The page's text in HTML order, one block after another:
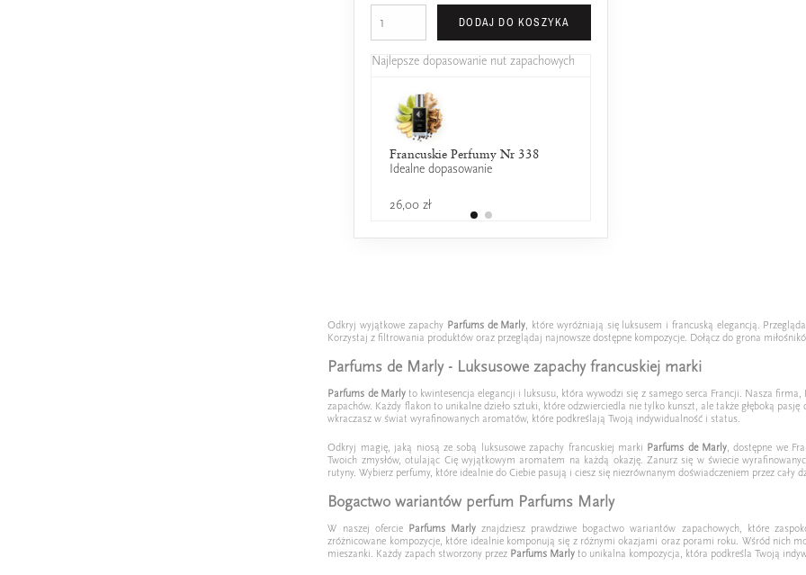
DODAJ DO KOSZYKA
Najlepsze dopasowanie nut zapachowych
Francuskie Perfumy Nr 338
Idealne dopasowanie
26,00 zł
Odkryj wyjątkowe zapachy Parfums de Marly, które wyróżniają się luksusem i francuską elegancją.
Korzystaj z filtrowania produktów oraz przeglądaj najnowsze dostępne kompozycje. Dołącz do grona
Parfums de Marly - Luksusowe zapachy francuskiej marki
Parfums de Marlyto kwintesencja elegancji i luksusu, która wywodzi się z samego serca Francji. Nasza
zapachów. Każdy flakon to unikalne dzieło sztuki, które odzwierciedla nie tylko kunszt, ale także głęboką
wkraczasz w świat wyrafinowanych aromatów, które podkreślają Twoją indywidualność i status.
Odkryj magię, jaką niosą ze sobą luksusowe zapachy francuskiej marki Parfums de Marly, dostępne we
Twoich zmysłów, otulając Cię wyjątkowym aromatem na każdą okazję. Zanurz się w świecie
rutyny. Wybierz perfumy, które idealnie do Ciebie pasują i ciesz się niezrównanym doświadczeniem przez cały
Bogactwo wariantów perfum Parfums Marly
W naszej ofercie Parfums Marlyznajdziesz prawdziwe bogactwo wariantów zapachowych, które
zróżnicowane kompozycje, które idealnie komponują się z różnymi okazjami oraz porami roku. Wśród nich
mieszanki. Każdy zapach stworzony przez Parfums Marly to unikalna kompozycja, która podkreśla Twoją